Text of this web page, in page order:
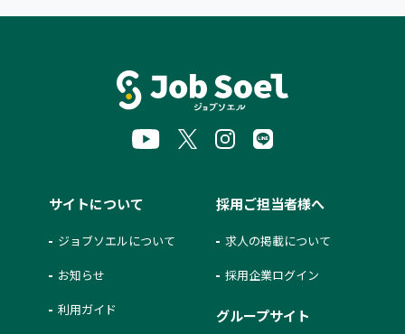
サイトについて
ジョブソエルについて
お知らせ
利用ガイド
採用ご担当者様へ
求人の掲載について
採用企業ログイン
グループサイト